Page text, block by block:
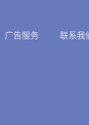
广告服务 联系我